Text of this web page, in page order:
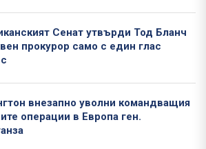
Сенат утвърди Тод Бланч
прокурор само с един глас
внезапно уволни командващия
операции в Европа ген.